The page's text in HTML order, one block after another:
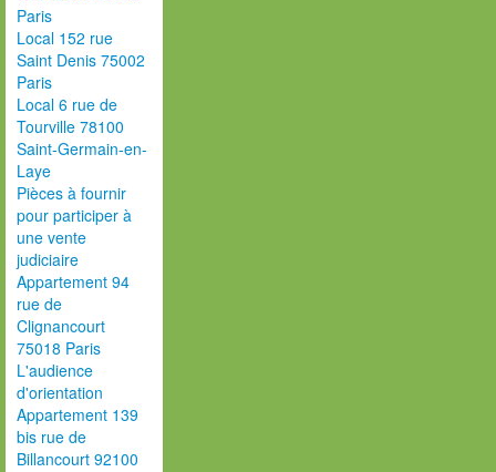
Paris
Local 152 rue
Saint Denis 75002
Paris
Local 6 rue de
Tourville 78100
Saint-Germain-en-
Laye
Pièces à fournir
pour participer à
une vente
judiciaire
Appartement 94
rue de
Clignancourt
75018 Paris
L'audience
d'orientation
Appartement 139
bis rue de
Billancourt 92100